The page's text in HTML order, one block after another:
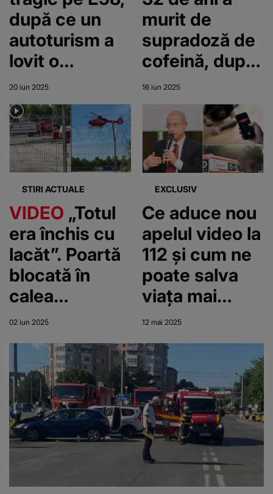
după ce un
autoturism a
lovit o
ambulanță.
Două
persoane au
murit și alte
patru sunt în
stare gravă
20 iun 2025
murit de
supradoză de
cofeină, după
ce a așteptat
7 ore să vină
salvarea
16 iun 2025
STIRI ACTUALE
VIDEO „Totul
era închis cu
lacăt”. Poartă
blocată în
calea
ambulanței
02 iun 2025
EXCLUSIV
Ce aduce nou
apelul video la
112 și cum ne
poate salva
viața mai
repede.
Ciuhodaru,
desprea
realitatea
văzută în
Urgențe: "Poți
avea funcție
video, dar
12 mai 2025